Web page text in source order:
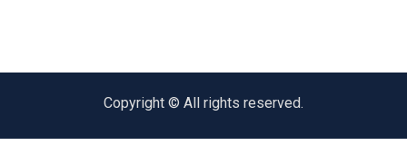
Copyright © All rights reserved.